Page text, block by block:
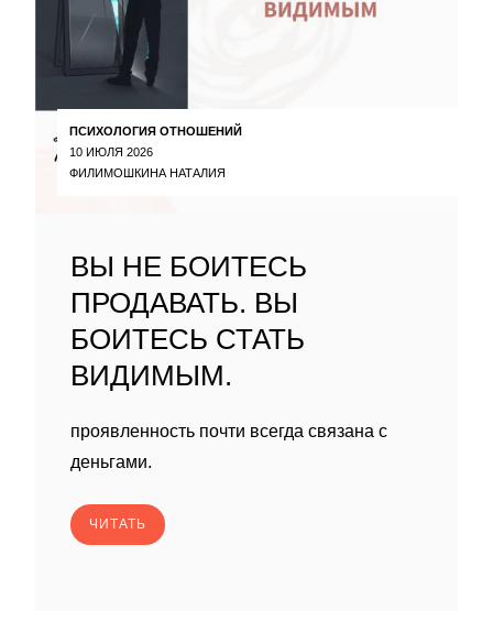
ПСИХОЛОГИЯ ОТНОШЕНИЙ
10 ИЮЛЯ 2026
ФИЛИМОШКИНА НАТАЛИЯ
ВЫ НЕ БОИТЕСЬ
ПРОДАВАТЬ. ВЫ
БОИТЕСЬ СТАТЬ
ВИДИМЫМ.
проявленность почти всегда связана с
деньгами.
ЧИТАТЬ